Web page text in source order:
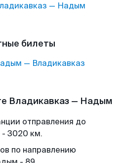
— Надым
билеты
— Владикавказ
Владикавказ — Надым
отправления до
- 3020 км.
по направлению